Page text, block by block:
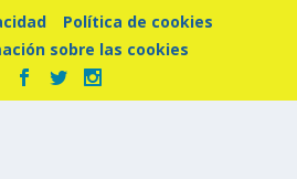
Política de cookies
sobre las cookies